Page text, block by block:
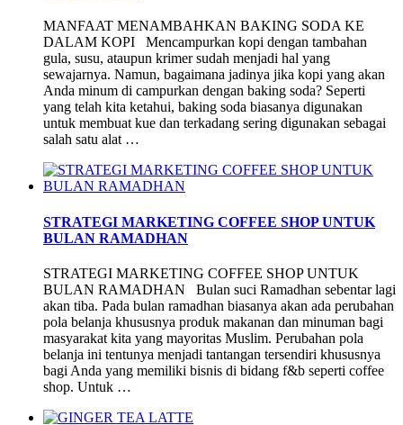
MANFAAT MENAMBAHKAN BAKING SODA KE
DALAM KOPI Mencampurkan kopi dengan tambahan
gula, susu, ataupun krimer sudah menjadi hal yang
sewajarnya. Namun, bagaimana jadinya jika kopi yang akan
Anda minum di campurkan dengan baking soda? Seperti
yang telah kita ketahui, baking soda biasanya digunakan
untuk membuat kue dan terkadang sering digunakan sebagai
salah satu alat …
STRATEGI MARKETING COFFEE SHOP UNTUK
BULAN RAMADHAN
STRATEGI MARKETING COFFEE SHOP UNTUK
BULAN RAMADHAN Bulan suci Ramadhan sebentar lagi
akan tiba. Pada bulan ramadhan biasanya akan ada perubahan
pola belanja khususnya produk makanan dan minuman bagi
masyarakat kita yang mayoritas Muslim. Perubahan pola
belanja ini tentunya menjadi tantangan tersendiri khususnya
bagi Anda yang memiliki bisnis di bidang f&b seperti coffee
shop. Untuk …